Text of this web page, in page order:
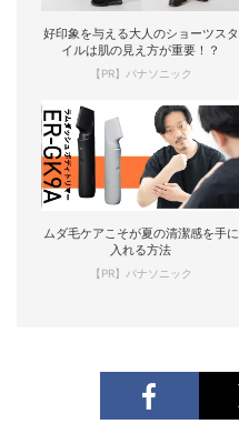
好印象を与える大人のショーツスタ
イルは肌の見え方が重要！？
【PR】パナソニック
ムダ毛ケアこそが夏の清潔感を手に
入れる方法
【PR】パナソニック